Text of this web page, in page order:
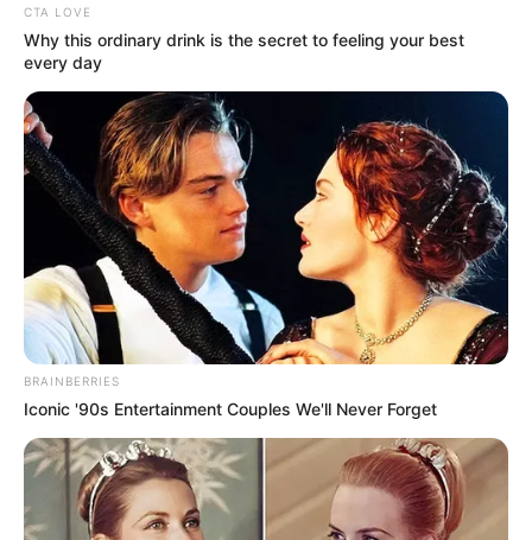
Metro a paso de tortuga:
Segunda línea del Metro
LICITACIÓN
Metro de Bogotá en
riesgo: Denuncian
irregularidades y posible
desfinanciación
LICITACIÓN
Hacen importante anuncio
por obra que cambiará la
Avenida Boyacá
CTA LOVE
Why this ordinary drink is the secret to feeling your best
every day
BRAINBERRIES
Iconic '90s Entertainment Couples We'll Never Forget